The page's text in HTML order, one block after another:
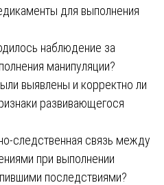
для выполнения
наблюдение за
манипуляции?
выявлены и корректно ли
развивающегося
следственная связь между
при выполнении
последствиями?